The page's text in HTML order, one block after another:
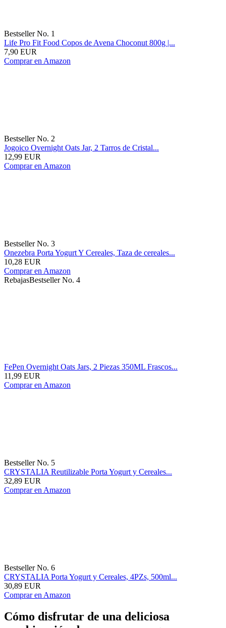
Bestseller No. 1
Life Pro Fit Food Copos de Avena Choconut 800g |...
7,90 EUR
Comprar en Amazon
Bestseller No. 2
Jogoico Overnight Oats Jar, 2 Tarros de Cristal...
12,99 EUR
Comprar en Amazon
Bestseller No. 3
Onezebra Porta Yogurt Y Cereales, Taza de cereales...
10,28 EUR
Comprar en Amazon
RebajasBestseller No. 4
FePen Overnight Oats Jars, 2 Piezas 350ML Frascos...
11,99 EUR
Comprar en Amazon
Bestseller No. 5
CRYSTALIA Reutilizable Porta Yogurt y Cereales...
32,89 EUR
Comprar en Amazon
Bestseller No. 6
CRYSTALIA Porta Yogurt y Cereales, 4PZs, 500ml...
30,89 EUR
Comprar en Amazon
Cómo disfrutar de una deliciosa